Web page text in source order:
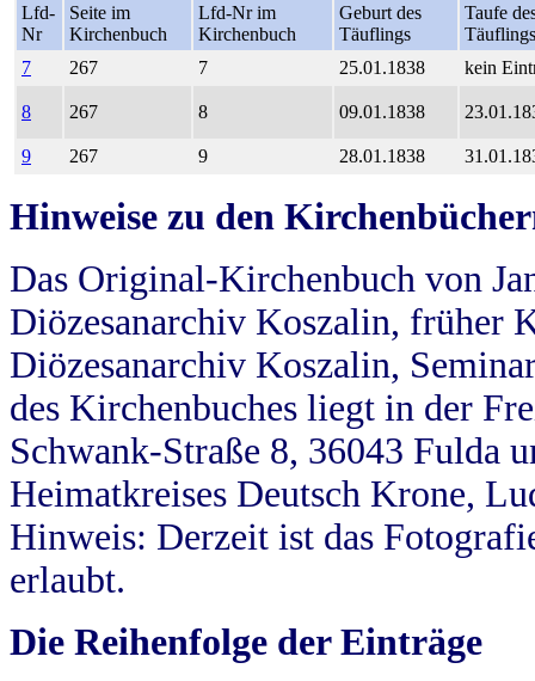
Lfd-
Nr
Seite im
Kirchenbuch
Lfd-Nr im
Kirchenbuch
Geburt des
Täuflings
Taufe
Täuflings
7
267 7 25.01.1838 kein
8 267 8 09.01.1838
9 267 9 28.01.1838
Hinweise zu den
Das Original-Kirchenbuch von
Diözesanarchiv Koszalin, früher
Diözesanarchiv Koszalin,
des Kirchenbuches liegt in der
Schwank-Straße 8, 36043 Fulda
Heimatkreises Deutsch Krone,
Hinweis: Derzeit ist das
erlaubt.
Die Reihenfolge der Einträge